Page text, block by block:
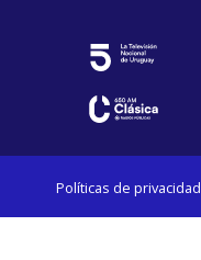
Políticas de privacidad